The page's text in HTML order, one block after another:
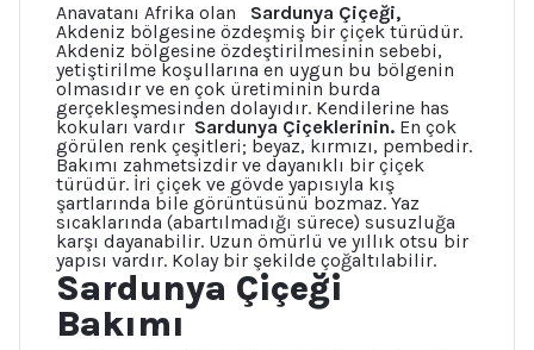
Anavatanı Afrika olan Sardunya Çiçeği,
Akdeniz bölgesine özdeşmiş bir çiçek türüdür.
Akdeniz bölgesine özdeştirilmesinin sebebi,
yetiştirilme koşullarına en uygun bu bölgenin
olmasıdır ve en çok üretiminin burda
gerçekleşmesinden dolayıdır. Kendilerine has
kokuları vardır Sardunya Çiçeklerinin. En çok
görülen renk çeşitleri; beyaz, kırmızı, pembedir.
Bakımı zahmetsizdir ve dayanıklı bir çiçek
türüdür. İri çiçek ve gövde yapısıyla kış
şartlarında bile görüntüsünü bozmaz. Yaz
sıcaklarında (abartılmadığı sürece) susuzluğa
karşı dayanabilir. Uzun ömürlü ve yıllık otsu bir
yapısı vardır. Kolay bir şekilde çoğaltılabilir.
Sardunya Çiçeği
Bakımı